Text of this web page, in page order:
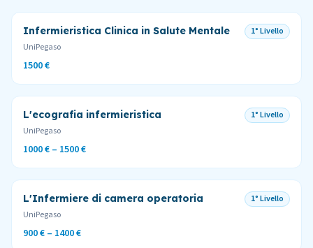
Infermieristica Clinica in Salute Mentale
1° Livello
UniPegaso
1500 €
L'ecografia infermieristica
1° Livello
UniPegaso
1000 € – 1500 €
L'Infermiere di camera operatoria
1° Livello
UniPegaso
900 € – 1400 €